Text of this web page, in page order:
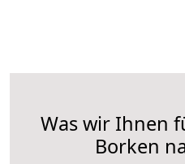
Was wir Ihnen
Borken